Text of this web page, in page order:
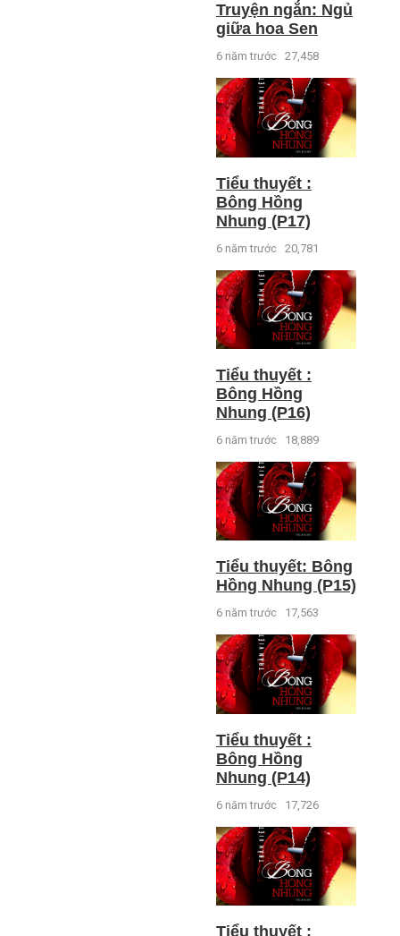
Truyện ngắn: Ngủ
giữa hoa Sen
6 năm trước 27,458
Tiểu thuyết :
Bông Hồng
Nhung (P17)
6 năm trước 20,781
Tiểu thuyết :
Bông Hồng
Nhung (P16)
6 năm trước 18,889
Tiểu thuyết: Bông
Hồng Nhung (P15)
6 năm trước 17,563
Tiểu thuyết :
Bông Hồng
Nhung (P14)
6 năm trước 17,726
Tiểu thuyết :